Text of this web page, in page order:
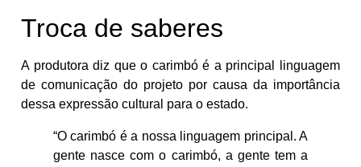
Troca de saberes
A produtora diz que o carimbó é a principal linguagem
de comunicação do projeto por causa da importância
dessa expressão cultural para o estado.
“O carimbó é a nossa linguagem principal. A
gente nasce com o carimbó, a gente tem a